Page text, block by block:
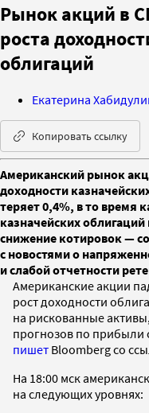
Рынок акций в
роста
облигаций
Екатерина
Копировать ссылку
Американский рынок
доходности
теряет 0,4%, в то время
казначейских
снижение котировок —
с новостями о
и слабой отчетности
Американские акции
рост доходности
на рискованные
прогнозов по прибыли
пишет Bloomberg со
На 18:00 мск
на следующих уровнях: